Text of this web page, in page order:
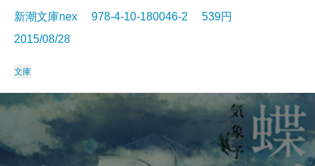
新潮文庫nex 978-4-10-180046-2 539円
2015/08/28
文庫